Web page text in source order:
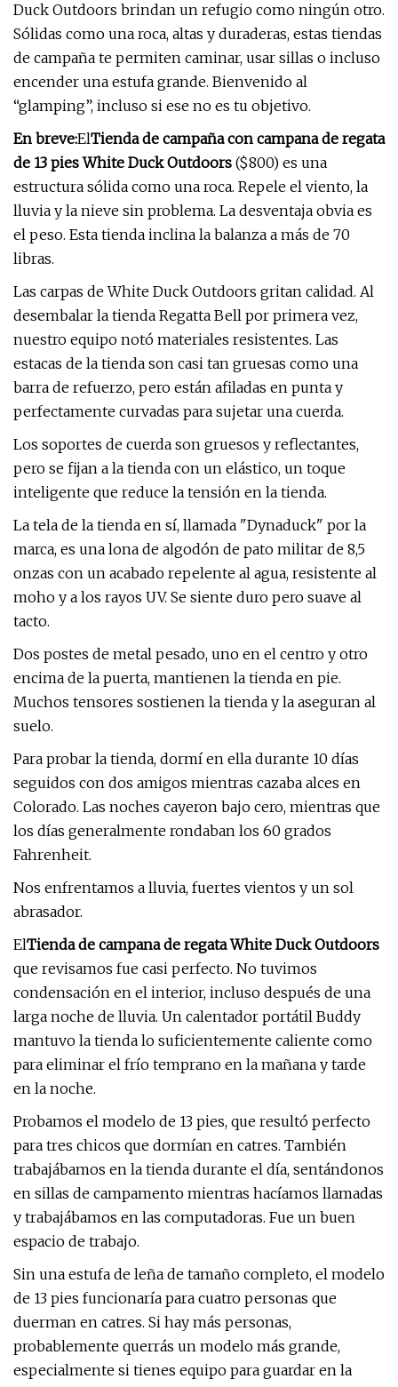
Duck Outdoors brindan un refugio como ningún otro.
Sólidas como una roca, altas y duraderas, estas tiendas
de campaña te permiten caminar, usar sillas o incluso
encender una estufa grande. Bienvenido al
“glamping”, incluso si ese no es tu objetivo.
En breve:ElTienda de campaña con campana de regata
de 13 pies White Duck Outdoors ($800) es una
estructura sólida como una roca. Repele el viento, la
lluvia y la nieve sin problema. La desventaja obvia es
el peso. Esta tienda inclina la balanza a más de 70
libras.
Las carpas de White Duck Outdoors gritan calidad. Al
desembalar la tienda Regatta Bell por primera vez,
nuestro equipo notó materiales resistentes. Las
estacas de la tienda son casi tan gruesas como una
barra de refuerzo, pero están afiladas en punta y
perfectamente curvadas para sujetar una cuerda.
Los soportes de cuerda son gruesos y reflectantes,
pero se fijan a la tienda con un elástico, un toque
inteligente que reduce la tensión en la tienda.
La tela de la tienda en sí, llamada "Dynaduck" por la
marca, es una lona de algodón de pato militar de 8,5
onzas con un acabado repelente al agua, resistente al
moho y a los rayos UV. Se siente duro pero suave al
tacto.
Dos postes de metal pesado, uno en el centro y otro
encima de la puerta, mantienen la tienda en pie.
Muchos tensores sostienen la tienda y la aseguran al
suelo.
Para probar la tienda, dormí en ella durante 10 días
seguidos con dos amigos mientras cazaba alces en
Colorado. Las noches cayeron bajo cero, mientras que
los días generalmente rondaban los 60 grados
Fahrenheit.
Nos enfrentamos a lluvia, fuertes vientos y un sol
abrasador.
ElTienda de campana de regata White Duck Outdoors
que revisamos fue casi perfecto. No tuvimos
condensación en el interior, incluso después de una
larga noche de lluvia. Un calentador portátil Buddy
mantuvo la tienda lo suficientemente caliente como
para eliminar el frío temprano en la mañana y tarde
en la noche.
Probamos el modelo de 13 pies, que resultó perfecto
para tres chicos que dormían en catres. También
trabajábamos en la tienda durante el día, sentándonos
en sillas de campamento mientras hacíamos llamadas
y trabajábamos en las computadoras. Fue un buen
espacio de trabajo.
Sin una estufa de leña de tamaño completo, el modelo
de 13 pies funcionaría para cuatro personas que
duerman en catres. Si hay más personas,
probablemente querrás un modelo más grande,
especialmente si tienes equipo para guardar en la